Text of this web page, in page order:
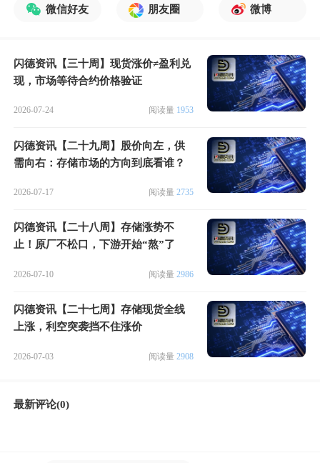
微信好友 朋友圈 微博
闪德资讯【三十周】现货涨价≠盈利兑
现，市场等待合约价格验证
2026-07-24 阅读量 1953
闪德资讯【二十九周】股价向左，供
需向右：存储市场的方向到底看谁？
2026-07-17 阅读量 2735
闪德资讯【二十八周】存储涨势不
止！原厂不松口，下游开始“熬”了
2026-07-10 阅读量 2986
闪德资讯【二十七周】存储现货全线
上涨，利空突袭挡不住涨价
2026-07-03 阅读量 2908
最新评论(0)